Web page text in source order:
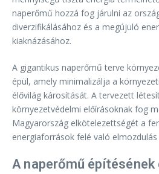
naperőmű hozzá fog járulni az
diverzifikálásához és a megújuló
kiaknázásához.
A gigantikus naperőmű terve
épül, amely minimalizálja a
élővilág károsítását. A tervezett
környezetvédelmi előírásoknak fog
Magyarország elkötelezettségét a
energiaforrások felé való elmozdulás
A naperőmű építésének